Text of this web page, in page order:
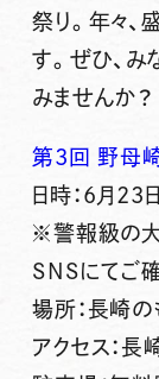
祭り。年々、
す。ぜひ、み
みませんか？
第3回 野母
日時：6月
※警報級の大
SNSにてご
場所：長崎
アクセス：